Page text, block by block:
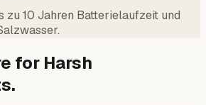
10 Jahren Batterielaufzeit und
for Harsh